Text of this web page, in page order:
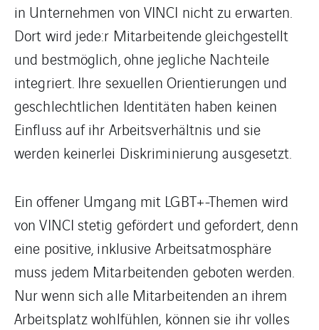
in Unternehmen von VINCI nicht zu erwarten.
Dort wird jede:r Mitarbeitende gleichgestellt
und bestmöglich, ohne jegliche Nachteile
integriert. Ihre sexuellen Orientierungen und
geschlechtlichen Identitäten haben keinen
Einfluss auf ihr Arbeitsverhältnis und sie
werden keinerlei Diskriminierung ausgesetzt.
Ein offener Umgang mit LGBT+-Themen wird
von VINCI stetig gefördert und gefordert, denn
eine positive, inklusive Arbeitsatmosphäre
muss jedem Mitarbeitenden geboten werden.
Nur wenn sich alle Mitarbeitenden an ihrem
Arbeitsplatz wohlfühlen, können sie ihr volles